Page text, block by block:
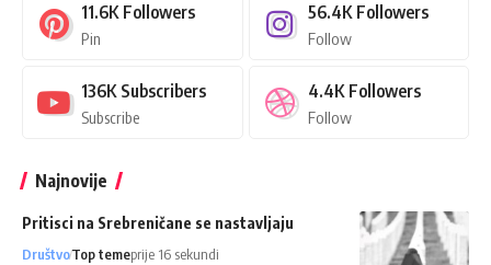
11.6K Followers
Pin
56.4K Followers
Follow
136K Subscribers
Subscribe
4.4K Followers
Follow
Najnovije
Pritisci na Srebreničane se nastavljaju
DruštvoTop temeprije 16 sekundi